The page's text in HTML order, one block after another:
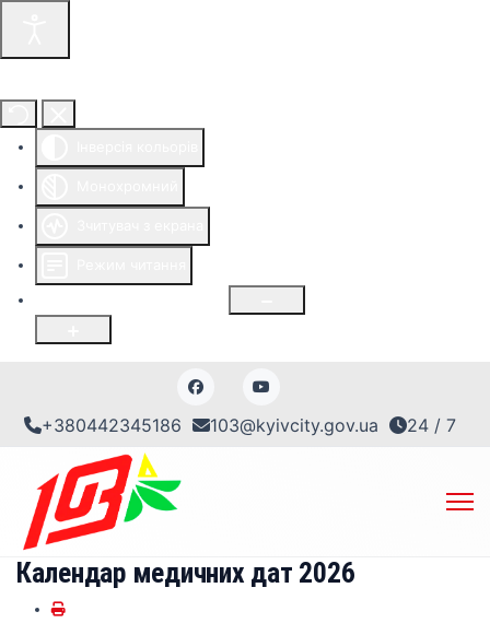
+380442345186 103@kyivcity.gov.ua 24 / 7
Календар медичних дат 2026